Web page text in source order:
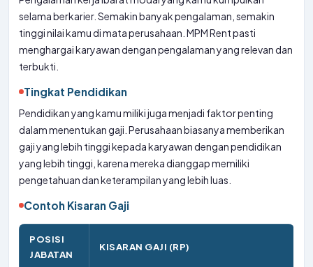
selama berkarier. Semakin banyak pengalaman, semakin
tinggi nilai kamu di mata perusahaan. MPM Rent pasti
menghargai karyawan dengan pengalaman yang relevan dan
terbukti.
Tingkat Pendidikan
Pendidikan yang kamu miliki juga menjadi faktor penting
dalam menentukan gaji. Perusahaan biasanya memberikan
gaji yang lebih tinggi kepada karyawan dengan pendidikan
yang lebih tinggi, karena mereka dianggap memiliki
pengetahuan dan keterampilan yang lebih luas.
Contoh Kisaran Gaji
POSISI
JABATAN
KISARAN GAJI (RP)